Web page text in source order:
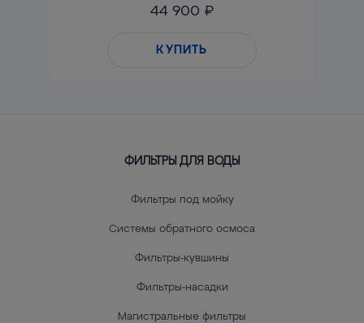
44 900 ₽
КУПИТЬ
ФИЛЬТРЫ ДЛЯ ВОДЫ
Фильтры под мойку
Системы обратного осмоса
Фильтры-кувшины
Фильтры-насадки
Магистральные фильтры